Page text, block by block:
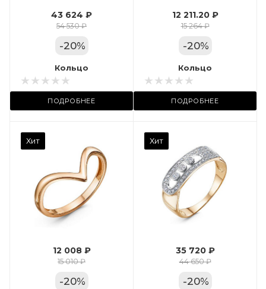
43 624 ₽
54 530 ₽
-20%
Кольцо
ПОДРОБНЕЕ
Цвет золота
КРАС
Местоположение:
ТРЦ «Арена»
12 211.20 ₽
15 264 ₽
-20%
Кольцо
ПОДРОБНЕЕ
Хит
12 008 ₽
15 010 ₽
-20%
Хит
Вес драгметалла
Марка (бренд)
Дельта
Фианит
Цвет золота
КРАС
35 720 ₽
44 650 ₽
-20%